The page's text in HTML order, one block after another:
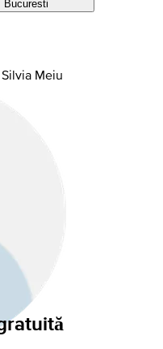
Bucuresti
Silvia Meiu